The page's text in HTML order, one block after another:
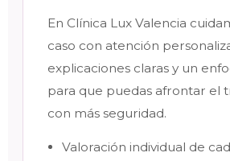
En Clínica Lux Valencia
caso con atención
explicaciones claras y un
para que puedas afrontar el
con más seguridad.
Valoración individual de